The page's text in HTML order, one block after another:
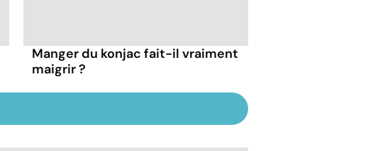
Manger du konjac fait-il vraiment
maigrir ?